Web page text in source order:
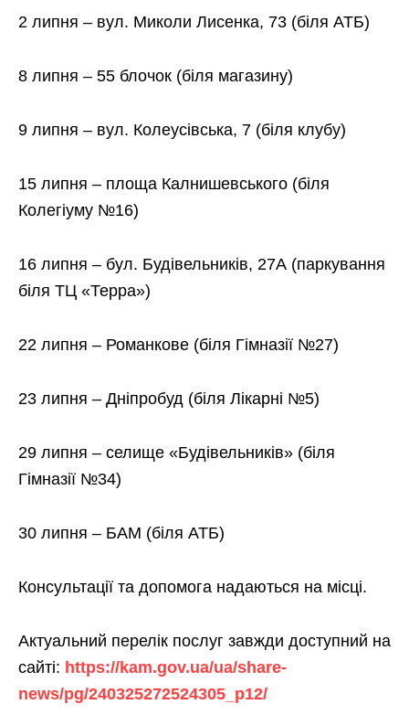
2 липня – вул. Миколи Лисенка, 73 (біля АТБ)
8 липня – 55 блочок (біля магазину)
9 липня – вул. Колеусівська, 7 (біля клубу)
15 липня – площа Калнишевського (біля
Колегіуму №16)
16 липня – бул. Будівельників, 27А (паркування
біля ТЦ «Терра»)
22 липня – Романкове (біля Гімназії №27)
23 липня – Дніпробуд (біля Лікарні №5)
29 липня – селище «Будівельників» (біля
Гімназії №34)
30 липня – БАМ (біля АТБ)
Консультації та допомога надаються на місці.
Актуальний перелік послуг завжди доступний на
сайті: https://kam.gov.ua/ua/share-
news/pg/240325272524305_p12/